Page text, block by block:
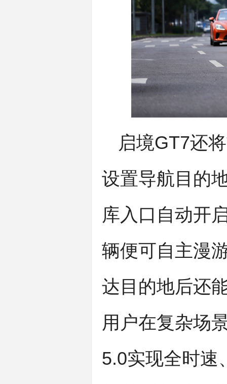
启境GT7还
设置导航目的
库入口自动开
辆便可自主漫
达目的地后还
用户在复杂场
5.0实现全时速